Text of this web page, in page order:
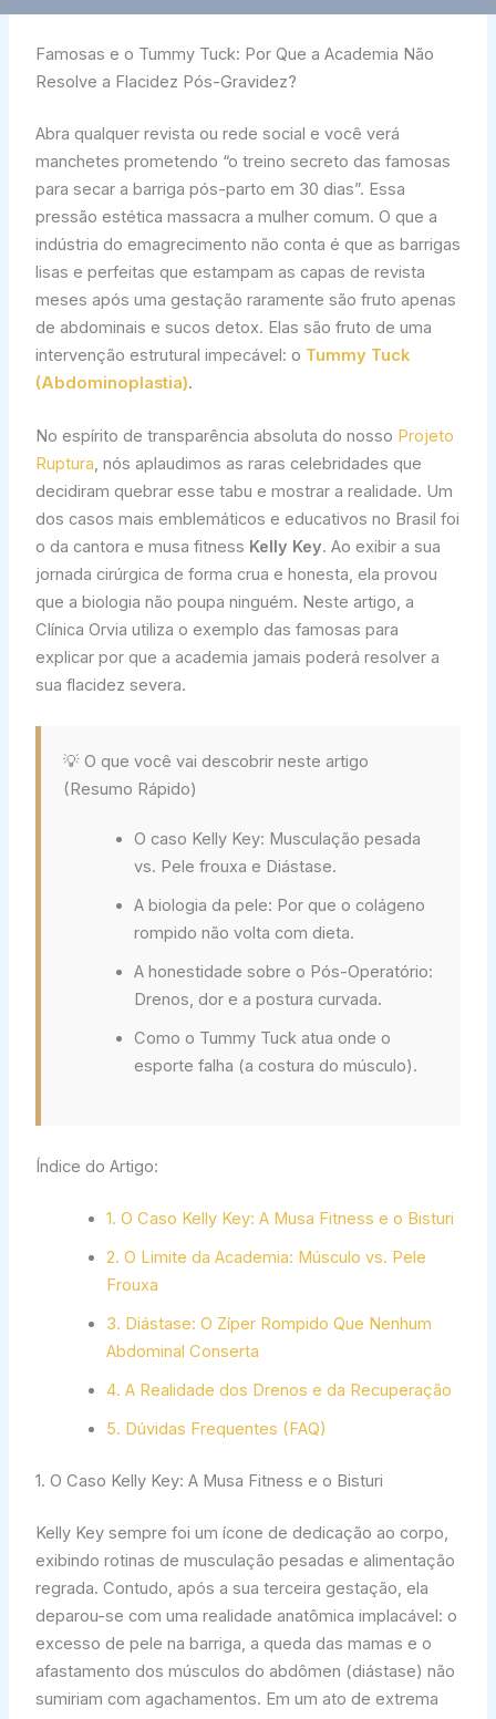
Famosas e o Tummy Tuck: Por Que a Academia Não
Resolve a Flacidez Pós-Gravidez?
Abra qualquer revista ou rede social e você verá
manchetes prometendo “o treino secreto das famosas
para secar a barriga pós-parto em 30 dias”. Essa
pressão estética massacra a mulher comum. O que a
indústria do emagrecimento não conta é que as barrigas
lisas e perfeitas que estampam as capas de revista
meses após uma gestação raramente são fruto apenas
de abdominais e sucos detox. Elas são fruto de uma
intervenção estrutural impecável: o Tummy Tuck
(Abdominoplastia).
No espírito de transparência absoluta do nosso Projeto
Ruptura, nós aplaudimos as raras celebridades que
decidiram quebrar esse tabu e mostrar a realidade. Um
dos casos mais emblemáticos e educativos no Brasil foi
o da cantora e musa fitness Kelly Key. Ao exibir a sua
jornada cirúrgica de forma crua e honesta, ela provou
que a biologia não poupa ninguém. Neste artigo, a
Clínica Orvia utiliza o exemplo das famosas para
explicar por que a academia jamais poderá resolver a
sua flacidez severa.
💡 O que você vai descobrir neste artigo
(Resumo Rápido)
O caso Kelly Key: Musculação pesada
vs. Pele frouxa e Diástase.
A biologia da pele: Por que o colágeno
rompido não volta com dieta.
A honestidade sobre o Pós-Operatório:
Drenos, dor e a postura curvada.
Como o Tummy Tuck atua onde o
esporte falha (a costura do músculo).
Índice do Artigo:
1. O Caso Kelly Key: A Musa Fitness e o Bisturi
2. O Limite da Academia: Músculo vs. Pele
Frouxa
3. Diástase: O Zíper Rompido Que Nenhum
Abdominal Conserta
4. A Realidade dos Drenos e da Recuperação
5. Dúvidas Frequentes (FAQ)
1. O Caso Kelly Key: A Musa Fitness e o Bisturi
Kelly Key sempre foi um ícone de dedicação ao corpo,
exibindo rotinas de musculação pesadas e alimentação
regrada. Contudo, após a sua terceira gestação, ela
deparou-se com uma realidade anatômica implacável: o
excesso de pele na barriga, a queda das mamas e o
afastamento dos músculos do abdômen (diástase) não
sumiriam com agachamentos. Em um ato de extrema